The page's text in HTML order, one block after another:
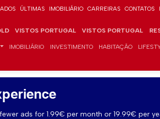
ÚLTIMAS IMOBILIÁRIO CARREIRAS CONTATOS
VISTOS PORTUGAL VISTOS PORTUGAL
IMOBILIÁRIO INVESTIMENTO HABITAÇÃO
ads for 1.99€ per month or 19.99€ per